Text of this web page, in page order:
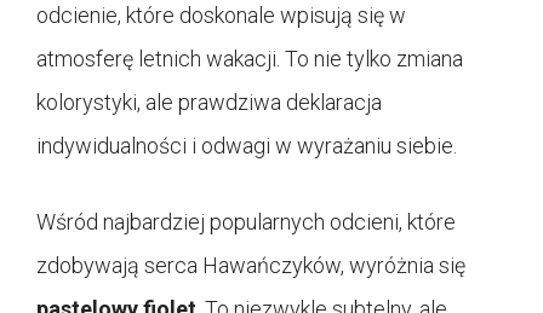
odcienie, które doskonale wpisują się w
atmosferę letnich wakacji. To nie tylko zmiana
kolorystyki, ale prawdziwa deklaracja
indywidualności i odwagi w wyrażaniu siebie.
Wśród najbardziej popularnych odcieni, które
zdobywają serca Hawańczyków, wyróżnia się